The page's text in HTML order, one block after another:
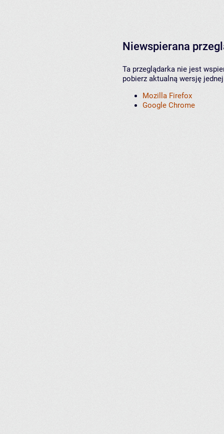
Niewspierana
Ta przeglądarka nie jest
pobierz aktualną wersję
Mozilla Firefox
Google Chrome